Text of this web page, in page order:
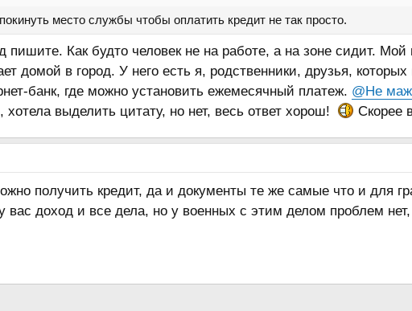
место службы чтобы оплатить кредит не так просто.
пишите. Как будто человек не на работе, а на зоне сидит.
домой в город. У него есть я, родственники, друзья,
банк, где можно установить ежемесячный платеж. @Не
хотела выделить цитату, но нет, весь ответ хорош!
Скорее
получить кредит, да и документы те же самые что и для
вас доход и все дела, но у военных с этим делом проблем